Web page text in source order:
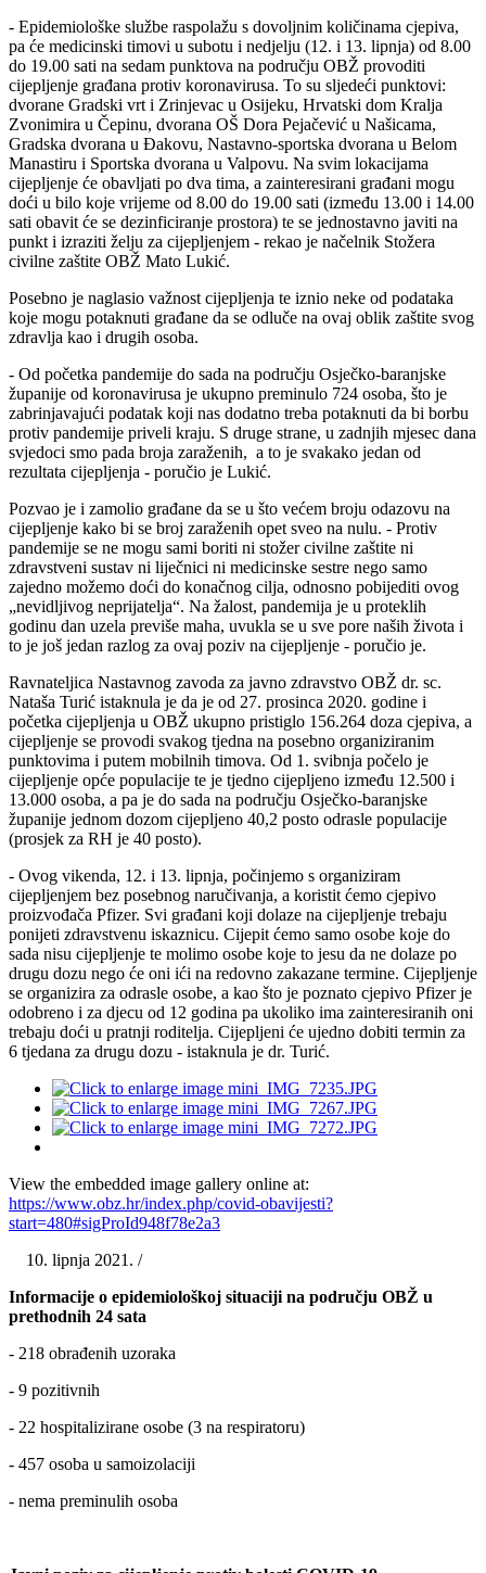
- Epidemiološke službe raspolažu s dovoljnim količinama cjepiva,
pa će medicinski timovi u subotu i nedjelju (12. i 13. lipnja) od 8.00
do 19.00 sati na sedam punktova na području OBŽ provoditi
cijepljenje građana protiv koronavirusa. To su sljedeći punktovi:
dvorane Gradski vrt i Zrinjevac u Osijeku, Hrvatski dom Kralja
Zvonimira u Čepinu, dvorana OŠ Dora Pejačević u Našicama,
Gradska dvorana u Đakovu, Nastavno-sportska dvorana u Belom
Manastiru i Sportska dvorana u Valpovu. Na svim lokacijama
cijepljenje će obavljati po dva tima, a zainteresirani građani mogu
doći u bilo koje vrijeme od 8.00 do 19.00 sati (između 13.00 i 14.00
sati obavit će se dezinficiranje prostora) te se jednostavno javiti na
punkt i izraziti želju za cijepljenjem - rekao je načelnik Stožera
civilne zaštite OBŽ Mato Lukić.
Posebno je naglasio važnost cijepljenja te iznio neke od podataka
koje mogu potaknuti građane da se odluče na ovaj oblik zaštite svog
zdravlja kao i drugih osoba.
- Od početka pandemije do sada na području Osječko-baranjske
županije od koronavirusa je ukupno preminulo 724 osoba, što je
zabrinjavajući podatak koji nas dodatno treba potaknuti da bi borbu
protiv pandemije priveli kraju. S druge strane, u zadnjih mjesec dana
svjedoci smo pada broja zaraženih, a to je svakako jedan od
rezultata cijepljenja - poručio je Lukić.
Pozvao je i zamolio građane da se u što većem broju odazovu na
cijepljenje kako bi se broj zaraženih opet sveo na nulu. - Protiv
pandemije se ne mogu sami boriti ni stožer civilne zaštite ni
zdravstveni sustav ni liječnici ni medicinske sestre nego samo
zajedno možemo doći do konačnog cilja, odnosno pobijediti ovog
„nevidljivog neprijatelja“. Na žalost, pandemija je u proteklih
godinu dan uzela previše maha, uvukla se u sve pore naših života i
to je još jedan razlog za ovaj poziv na cijepljenje - poručio je.
Ravnateljica Nastavnog zavoda za javno zdravstvo OBŽ dr. sc.
Nataša Turić istaknula je da je od 27. prosinca 2020. godine i
početka cijepljenja u OBŽ ukupno pristiglo 156.264 doza cjepiva, a
cijepljenje se provodi svakog tjedna na posebno organiziranim
punktovima i putem mobilnih timova. Od 1. svibnja počelo je
cijepljenje opće populacije te je tjedno cijepljeno između 12.500 i
13.000 osoba, a pa je do sada na području Osječko-baranjske
županije jednom dozom cijepljeno 40,2 posto odrasle populacije
(prosjek za RH je 40 posto).
- Ovog vikenda, 12. i 13. lipnja, počinjemo s organiziram
cijepljenjem bez posebnog naručivanja, a koristit ćemo cjepivo
proizvođača Pfizer. Svi građani koji dolaze na cijepljenje trebaju
ponijeti zdravstvenu iskaznicu. Cijepit ćemo samo osobe koje do
sada nisu cijepljenje te molimo osobe koje to jesu da ne dolaze po
drugu dozu nego će oni ići na redovno zakazane termine. Cijepljenje
se organizira za odrasle osobe, a kao što je poznato cjepivo Pfizer je
odobreno i za djecu od 12 godina pa ukoliko ima zainteresiranih oni
trebaju doći u pratnji roditelja. Cijepljeni će ujedno dobiti termin za
6 tjedana za drugu dozu - istaknula je dr. Turić.
View the embedded image gallery online at:
https://www.obz.hr/index.php/covid-obavijesti?
start=480#sigProId948f78e2a3
lipnja 2021. /
Informacije o epidemiološkoj situaciji na području OBŽ u
prethodnih 24 sata
- 218 obrađenih uzoraka
- 9 pozitivnih
- 22 hospitalizirane osobe (3 na respiratoru)
- 457 osoba u samoizolaciji
- nema preminulih osoba